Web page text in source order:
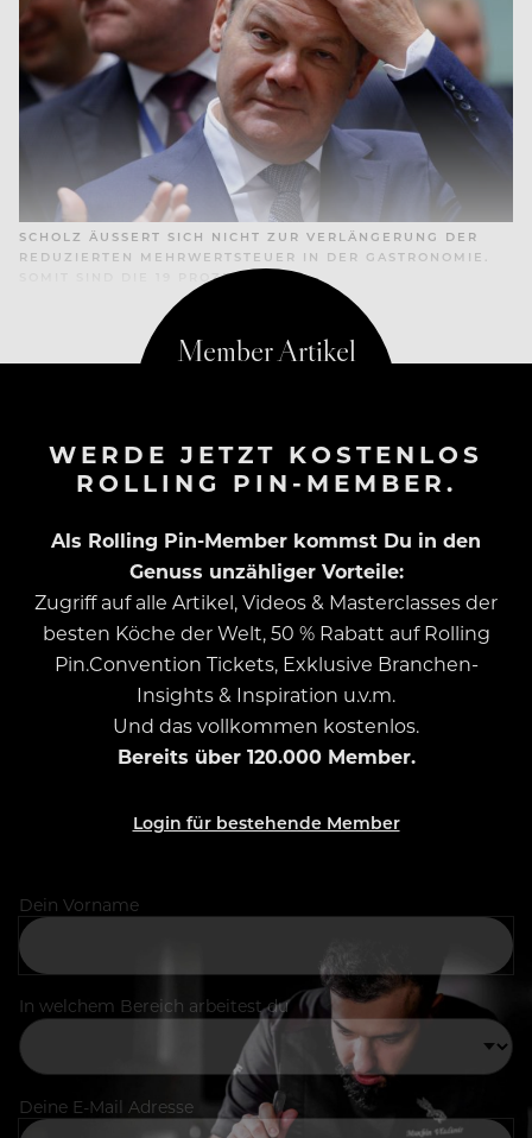
SCHOLZ ÄUSSERT SICH NICHT ZUR VERLÄNGERUNG DER R
EDUZIERTEN MEHRWERTSTEUER IN DER GASTRONOMIE. S
OMIT SIND DIE 19 PROZENT FIX.
WERDE JETZT KOSTENLOS
ROLLING PIN-MEMBER.
Als Rolling Pin-Member kommst Du in den
Genuss unzähliger Vorteile:
Zugriff auf alle Artikel, Videos & Masterclasses der
besten Köche der Welt, 50 % Rabatt auf Rolling
Pin.Convention Tickets, Exklusive Branchen-
Insights & Inspiration u.v.m.
Und das vollkommen kostenlos.
Bereits über 120.000 Member.
Login für bestehende Member
Dein Vorname
In welchem Bereich arbeitest du
Deine E-Mail Adresse